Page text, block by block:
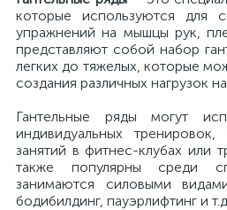
которые используются для
упражнений на мышцы рук,
представляют собой набор
легких до тяжелых, которые
создания различных нагрузок
Гантельные ряды могут
индивидуальных
занятий в фитнес-клубах или
также популярны среди
занимаются силовыми
бодибилдинг, пауэрлифтинг и